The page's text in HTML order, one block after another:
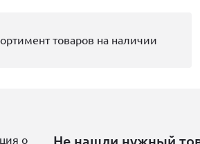
товаров на наличии
о Не нашли нужный